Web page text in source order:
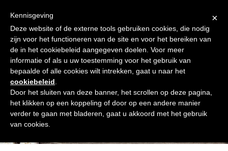
content
Afrekenen
Winkelmand Shop
Open
mobile
menu
Close
mobile
menu
Shop
×
Kennisgeving
Deze website of de externe tools gebruiken cookies, die nodig
zijn voor het functioneren van de site en voor het bereiken van
de in het cookiebeleid aangegeven doelen. Voor meer
informatie of als u uw toestemming voor het gebruik van
bepaalde of alle cookies wilt intrekken, gaat u naar het
cookiebeleid
Door het sluiten van deze banner, het scrollen op deze pagina,
het klikken op een koppeling of door op een andere manier
verder te gaan met bladeren, gaat u akkoord met het gebruik
van cookies.